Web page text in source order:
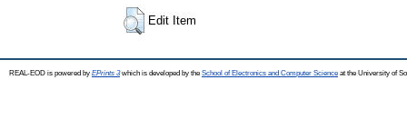
Edit Item
REAL-EOD is powered by EPrints 3which is developed by the School of Electronics and Computer Science at the University of